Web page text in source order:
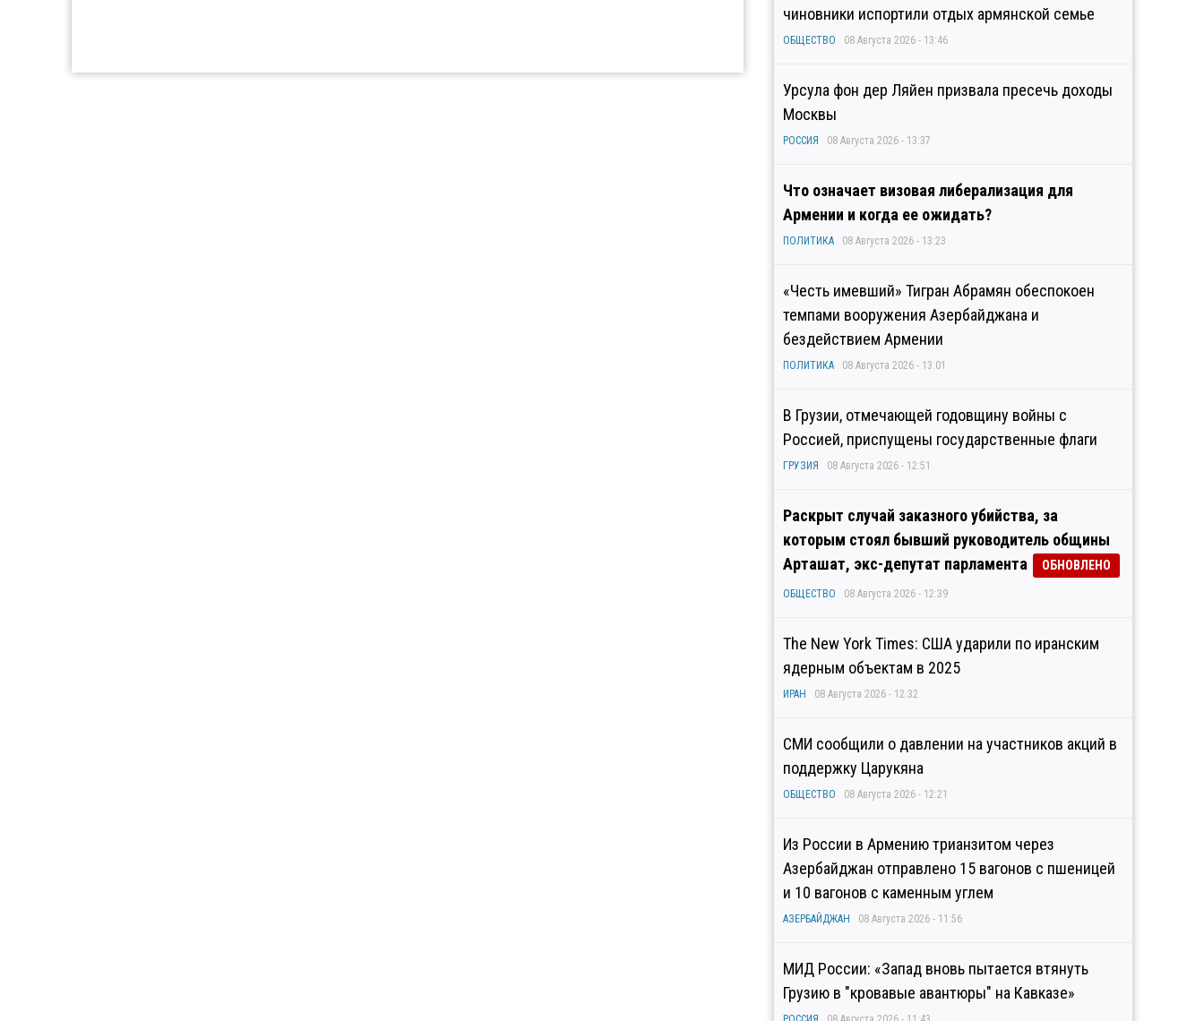
чиновники испортили отдых армянской семье
ОБЩЕСТВО 08 Августа 2026 - 13:46
Урсула фон дер Ляйен призвала пресечь доходы
Москвы
РОССИЯ 08 Августа 2026 - 13:37
Что означает визовая либерализация для
Армении и когда ее ожидать?
ПОЛИТИКА 08 Августа 2026 - 13:23
«Честь имевший» Тигран Абрамян обеспокоен
темпами вооружения Азербайджана и
бездействием Армении
ПОЛИТИКА 08 Августа 2026 - 13:01
В Грузии, отмечающей годовщину войны с
Россией, приспущены государственные флаги
ГРУЗИЯ 08 Августа 2026 - 12:51
Раскрыт случай заказного убийства, за
которым стоял бывший руководитель общины
Арташат, экс-депутат парламента
ОБНОВЛЕНО
ОБЩЕСТВО 08 Августа 2026 - 12:39
The New York Times: США ударили по иранским
ядерным объектам в 2025
ИРАН 08 Августа 2026 - 12:32
СМИ сообщили о давлении на участников акций в
поддержку Царукяна
ОБЩЕСТВО 08 Августа 2026 - 12:21
Из России в Армению трианзитом через
Азербайджан отправлено 15 вагонов с пшеницей
и 10 вагонов с каменным углем
АЗЕРБАЙДЖАН 08 Августа 2026 - 11:56
МИД России: «Запад вновь пытается втянуть
Грузию в "кровавые авантюры" на Кавказе»